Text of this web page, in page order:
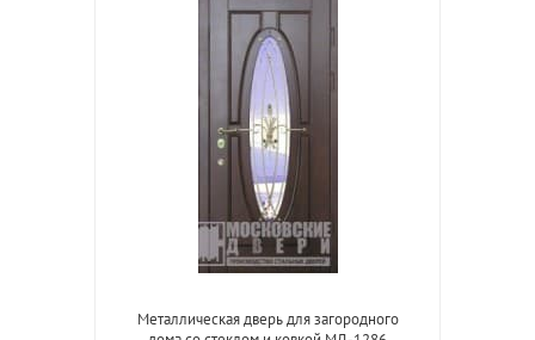
Металлическая дверь для загородного